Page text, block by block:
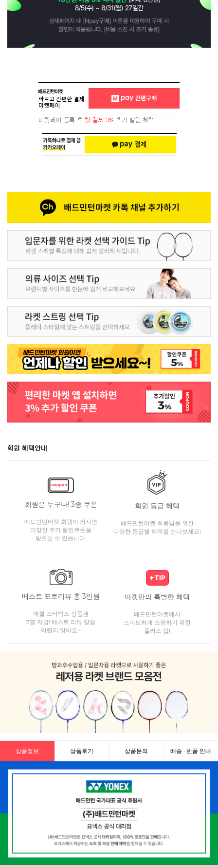
회원 혜택안내
회원은 누구나! 3종 쿠폰
배드민턴마켓 회원이 되시면
다양한 추가 할인쿠폰을
받으실 수 있습니다.
회원 등급 혜택
배드민턴마켓 회원님을 위한
다양한 등급별 혜택을 만나보세요!
베스트 포토리뷰 총 3만원
매월 스타벅스 상품권
3명 지급! 베스트 리뷰 당첨
어렵지 않아요~
마켓만의 특별한 혜택
배드민턴마켓에서
스마트하게 쇼핑하기 위한
플러스 팁!
상품정보 상품후기 상품문의 배송 · 반품 안내